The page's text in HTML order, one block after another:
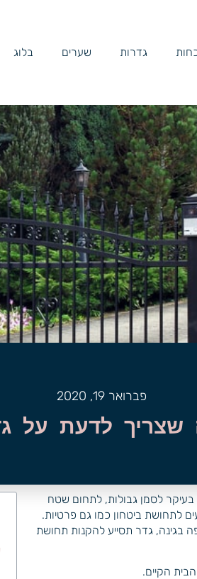
גדרות שערים בלוג
פברואר 19, 2020
שצריך לדעת על
בעיקר לסמן גבולות, לתחום שטח
לתחושת ביטחון כמו גם פרטיות.
בגינה, גדר תסייע להקנות תחושת
הקיים.